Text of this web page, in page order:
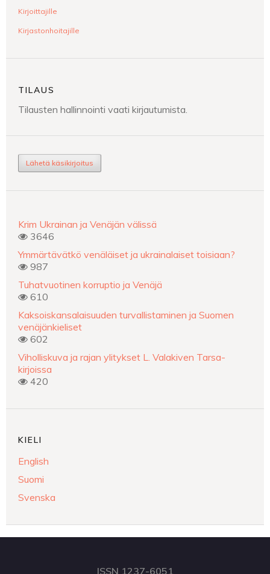
Kirjoittajille
Kirjastonhoitajille
TILAUS
Tilausten hallinnointi vaati kirjautumista.
Lähetä käsikirjoitus
Krim Ukrainan ja Venäjän välissä
3646
Ymmärtävätkö venäläiset ja ukrainalaiset toisiaan?
987
Tuhatvuotinen korruptio ja Venäjä
610
Kaksoiskansalaisuuden turvallistaminen ja Suomen
venäjänkieliset
602
Viholliskuva ja rajan ylitykset L. Valakiven Tarsa-
kirjoissa
420
KIELI
English
Suomi
Svenska
ISSN 1237-6051